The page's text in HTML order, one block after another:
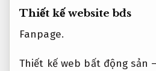
Thiết kế website bđs
Fanpage.
Thiết kế web bất động sản